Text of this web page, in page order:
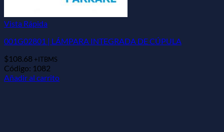
Vista Rápida
001G02801 | LÁMPARA INTEGRADA DE CÚPULA
$108.68 +ITBMS
Código: 1082
Añadir al carrito